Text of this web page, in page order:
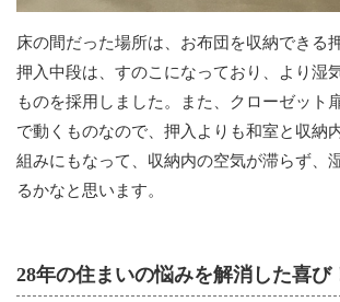
床の間だった場所は、お布団を収納できる
押入中段は、すのこになっており、より湿
ものを採用しました。また、クローゼット
で動くものなので、押入よりも和室と収納
組みにもなって、収納内の空気が滞らず、
るかなと思います。
28年の住まいの悩みを解消した喜び